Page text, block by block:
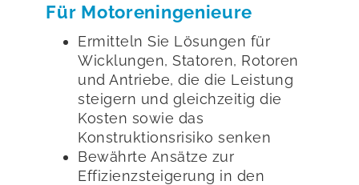
Für Motoreningenieure
Ermitteln Sie Lösungen für
Wicklungen, Statoren, Rotoren
und Antriebe, die die Leistung
steigern und gleichzeitig die
Kosten sowie das
Konstruktionsrisiko senken
Bewährte Ansätze zur
Effizienzsteigerung in den